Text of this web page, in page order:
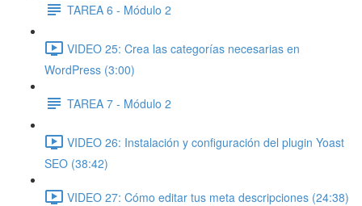
TAREA 6 - Módulo 2
VIDEO 25: Crea las categorías necesarias en
WordPress (3:00)
TAREA 7 - Módulo 2
VIDEO 26: Instalación y configuración del plugin Yoast
SEO (38:42)
VIDEO 27: Cómo editar tus meta descripciones (24:38)